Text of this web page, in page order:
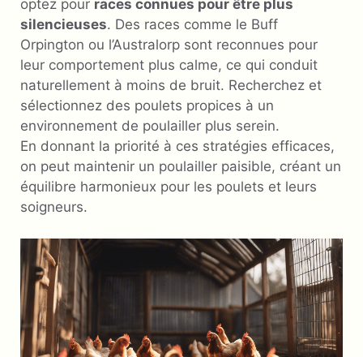
optez pour races connues pour être plus
silencieuses. Des races comme le Buff
Orpington ou l’Australorp sont reconnues pour
leur comportement plus calme, ce qui conduit
naturellement à moins de bruit. Recherchez et
sélectionnez des poulets propices à un
environnement de poulailler plus serein.
En donnant la priorité à ces stratégies efficaces,
on peut maintenir un poulailler paisible, créant un
équilibre harmonieux pour les poulets et leurs
soigneurs.